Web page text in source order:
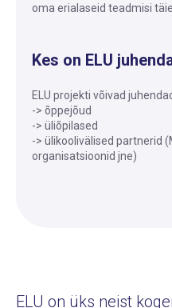
oma erialaseid teadmisi
Kes on ELU
ELU projekti võivad
-> õppejõud
-> üliõpilased
-> ülikoolivälised partnerid
organisatsioonid jne)
ELU on üks neist